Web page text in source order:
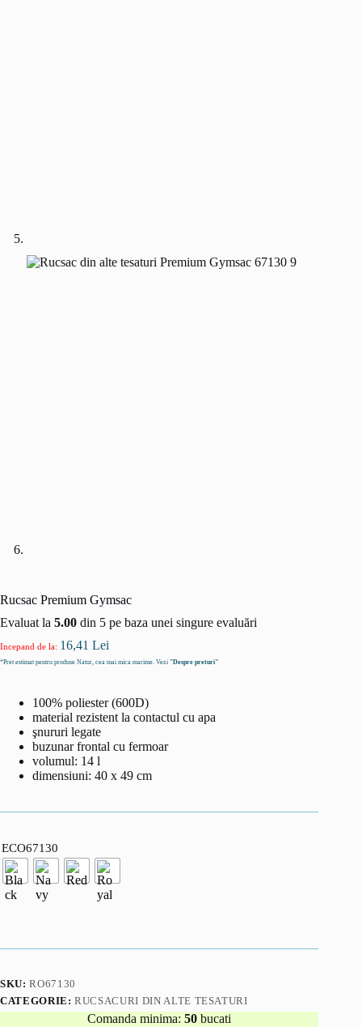
Rucsac Premium Gymsac
Evaluat la 5.00 din 5 pe baza unei singure evaluări
Incepand de la: 16,41 Lei
*Pret estimat pentru produse Natur, cea mai mica marime. Vezi "Despre preturi"
100% poliester (600D)
material rezistent la contactul cu apa
şnururi legate
buzunar frontal cu fermoar
volumul: 14 l
dimensiuni: 40 x 49 cm
ECO67130
SKU:RO67130
CATEGORIE:RUCSACURI DIN ALTE TESATURI
Comanda minima:50 bucati